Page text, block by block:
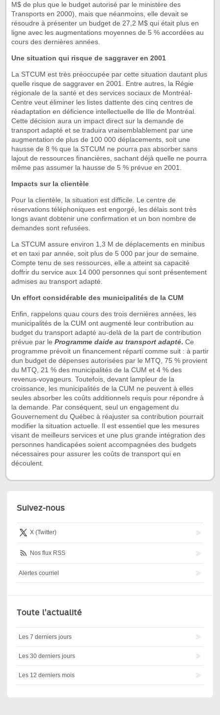
M$ de plus que le budget autorisé par le ministère des
Transports en 2000), mais que néanmoins, elle devait se
résoudre à présenter un budget de 27,2 M$ qui était plus en
ligne avec les augmentations moyennes de 5 % accordées au
cours des dernières années.
Une situation qui risque de saggraver en 2001
La STCUM est très préoccupée par cette situation dautant plus
quelle risque de saggraver en 2001. Entre autres, la Régie
régionale de la santé et des services sociaux de Montréal-
Centre veut éliminer les listes dattente des cinq centres de
réadaptation en déficience intellectuelle de lIle de Montréal.
Cette décision aura un impact direct sur la demande de
transport adapté et se traduira vraisemblablement par une
augmentation de plus de 100 000 déplacements, soit une
hausse de 8 % que la STCUM ne pourra pas absorber sans
lajout de ressources financières, sachant déjà quelle ne pourra
même pas assumer la hausse de 5 % prévue en 2001.
Impacts sur la clientèle
Pour la clientèle, la situation est difficile. Le centre de
réservations téléphoniques est engorgé, les délais sont très
longs avant dobtenir une confirmation et un bon nombre de
demandes sont refusées.
La STCUM assure environ 1,3 M de déplacements en minibus
et en taxi par année, soit plus de 5 000 par jour de semaine.
Compte tenu de ses ressources, elle a atteint sa capacité
doffrir du service aux 14 000 personnes qui sont présentement
admises au transport adapté.
Un effort considérable des municipalités de la CUM
Enfin, rappelons quau cours des trois dernières années, les
municipalités de la CUM ont augmenté leur contribution au
budget du transport adapté au-delà de la part de contribution
prévue par le Programme daide au transport adapté. Ce
programme prévoit un financement réparti comme suit : à partir
dun budget de dépenses autorisées par le MTQ, 75 % provient
du MTQ, 21 % des municipalités de la CUM et 4 % des
revenus-voyageurs. Toutefois, devant lampleur de la
croissance, les municipalités de la CUM ne peuvent à elles
seules absorber les coûts additionnels requis pour répondre à
la demande. Par conséquent, seul un engagement du
Gouvernement du Québec à réajuster sa contribution pourrait
modifier la situation actuelle. Il est essentiel que les mesures
visant de meilleurs services et une plus grande intégration des
personnes handicapées soient accompagnées des budgets
nécessaires pour assurer les coûts de transport qui en
découlent.
Suivez-nous
X (Twitter)
Nos flux RSS
Alertes courriel
Toute l'actualité
Les 7 derniers jours
Les 30 derniers jours
Les 12 derniers mois